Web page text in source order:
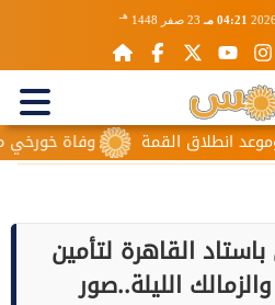
04:21 مـ 23 صفر 1448 هـ
وفاة خورخي ميسي والد القمة
القاهرة لتأمين
الليلة..صور